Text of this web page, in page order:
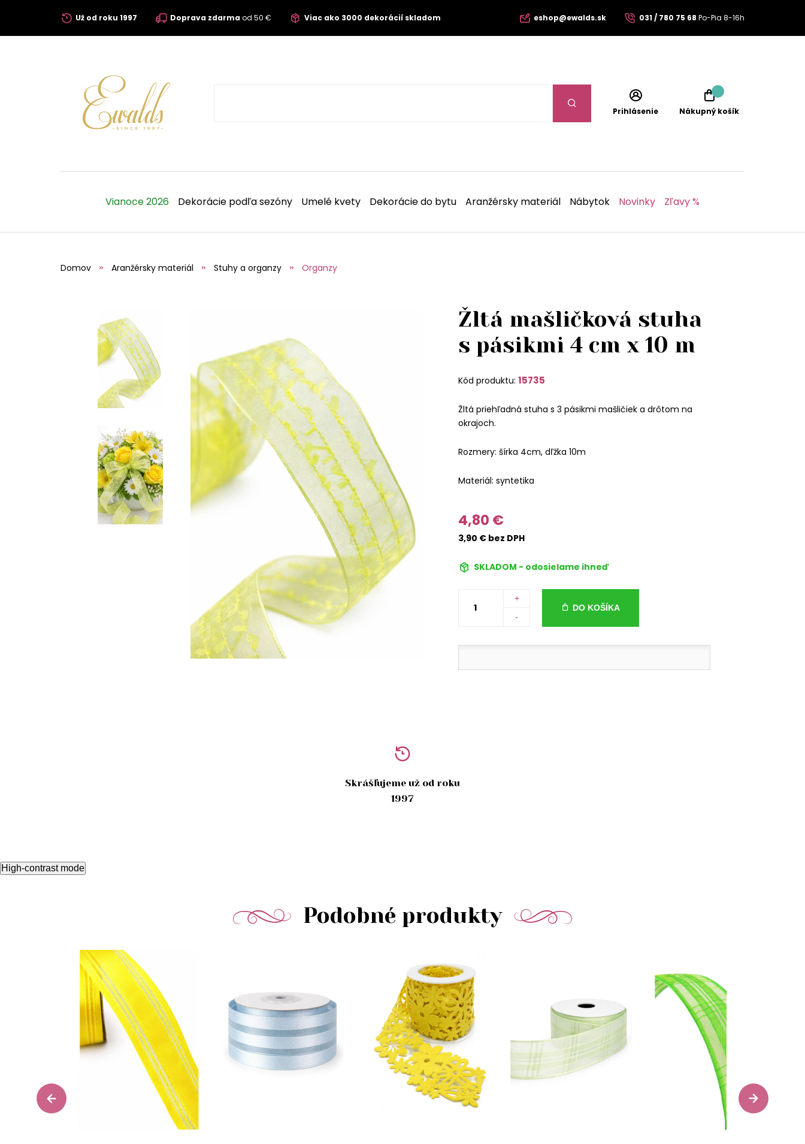
Už od roku 1997 Doprava zdarmaod 50 € Viac ako 3000 dekorácií skladom eshop@ewalds.sk 031 / 780 75 68 Po-Pia 8-16h
Prihlásenie Nákupný košík
Vianoce 2026 Dekorácie podľa sezóny Umelé kvety Dekorácie do bytu Aranžérsky materiál Nábytok Novinky Zľavy %
Domov Aranžérsky materiál Stuhy a organzy Organzy
Žltá mašličková stuha
s pásikmi 4 cm x 10 m
Kód produktu: 15735
Žltá priehľadná stuha s 3 pásikmi mašličiek a drôtom na
okrajoch.
Rozmery: šírka 4cm, dľžka 10m
Materiál: syntetika
4,80 €
3,90 € bez DPH
SKLADOM - odosielame ihneď
+
-
DO KOŠÍKA
Skrášľujeme už od roku
1997
High-contrast mode
Podobné produkty